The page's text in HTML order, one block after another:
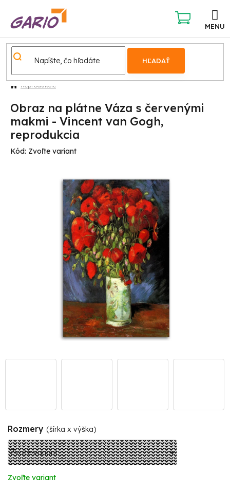
obsah
HĽADAŤ
NÁKUPNÝ
KOŠÍK
Reprodukcie
Obraz na plátne Váza s červenými
makmi - Vincent van Gogh,
reprodukcia
Kód: Zvoľte variant
Rozmery (šírka x výška)
Zvoľte variant